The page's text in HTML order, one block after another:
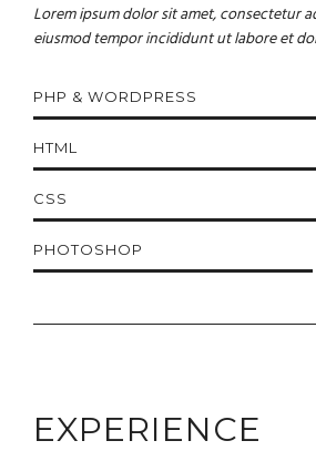
Lorem ipsum dolor sit amet, consectetur
eiusmod tempor incididunt ut labore et
PHP & WORDPRESS
HTML
CSS
PHOTOSHOP
EXPERIENCE